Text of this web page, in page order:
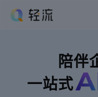
陪伴
一站式